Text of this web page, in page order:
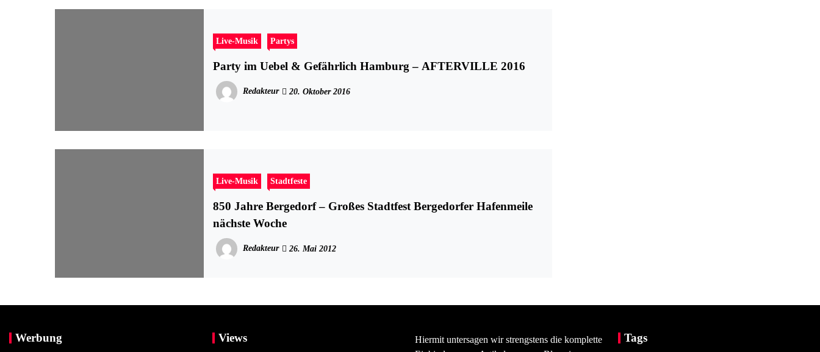
Live-Musik Partys
Party im Uebel & Gefährlich Hamburg – AFTERVILLE 2016
Redakteur 20. Oktober 2016
Live-Musik Stadtfeste
850 Jahre Bergedorf – Großes Stadtfest Bergedorfer Hafenmeile
nächste Woche
Redakteur 26. Mai 2012
Werbung Views
Hiermit untersagen wir strengstens die komplette
Tags